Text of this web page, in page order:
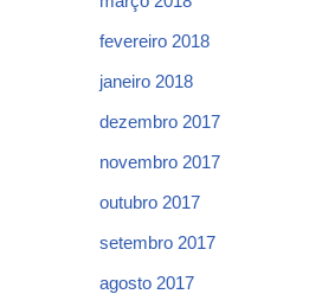
fevereiro 2018
janeiro 2018
dezembro 2017
novembro 2017
outubro 2017
setembro 2017
agosto 2017